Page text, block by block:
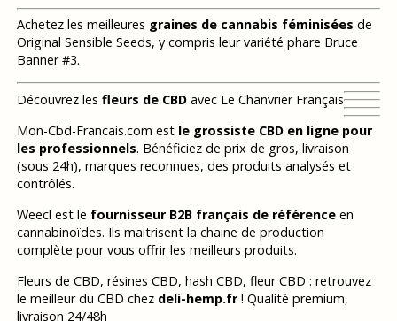
Achetez les meilleures graines de cannabis féminisées de
Original Sensible Seeds, y compris leur variété phare Bruce
Banner #3.
Découvrez les fleurs de CBDavec Le Chanvrier Français
Mon-Cbd-Francais.com est le grossiste CBD en ligne pour
les professionnels. Bénéficiez de prix de gros, livraison
(sous 24h), marques reconnues, des produits analysés et
contrôlés.
Weecl est le fournisseur B2B français de référenceen
cannabinoïdes. Ils maitrisent la chaine de production
complète pour vous offrir les meilleurs produits.
Fleurs de CBD, résines CBD, hash CBD, fleur CBD : retrouvez
le meilleur du CBD chez deli-hemp.fr! Qualité premium,
livraison 24/48h